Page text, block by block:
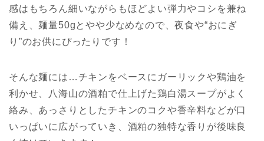
感はもちろん細いながらもほどよい弾力やコシを兼ね
備え、麺量50gとやや少なめなので、夜食や“おにぎ
り”のお供にぴったりです！
そんな麺には…チキンをベースにガーリックや鶏油を
利かせ、八海山の酒粕で仕上げた鶏白湯スープがよく
絡み、あっさりとしたチキンのコクや香辛料などが口
いっぱいに広がっていき、酒粕の独特な香りが後味良